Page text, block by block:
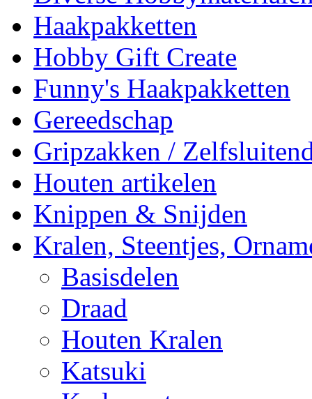
Haakpakketten
Hobby Gift Create
Funny's Haakpakketten
Gereedschap
Gripzakken /
Houten artikelen
Knippen & Snijden
Kralen, Steentjes,
Basisdelen
Draad
Houten Kralen
Katsuki